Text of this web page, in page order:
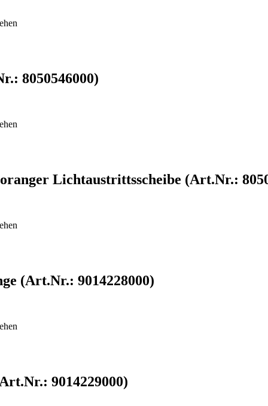
8050546000)
Lichtaustrittsscheibe (Art.Nr.:
(Art.Nr.: 9014228000)
9014229000)